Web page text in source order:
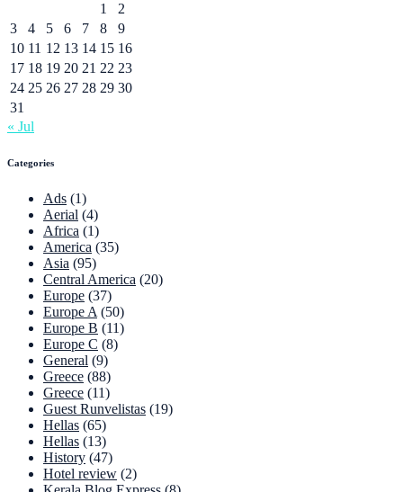
1
2
3
4 5 6 7 8
9
10 11 12 13 14 15 16
17 18 19 20 21 22 23
24 25 26 27 28 29 30
31
« Jul
Categories
Ads (1)
Aerial (4)
Africa (1)
America (35)
Asia (95)
Central America (20)
Europe (37)
Europe A (50)
Europe B (11)
Europe C (8)
General (9)
Greece (88)
Greece (11)
Guest Runvelistas (19)
Hellas (65)
Hellas (13)
History (47)
Hotel review (2)